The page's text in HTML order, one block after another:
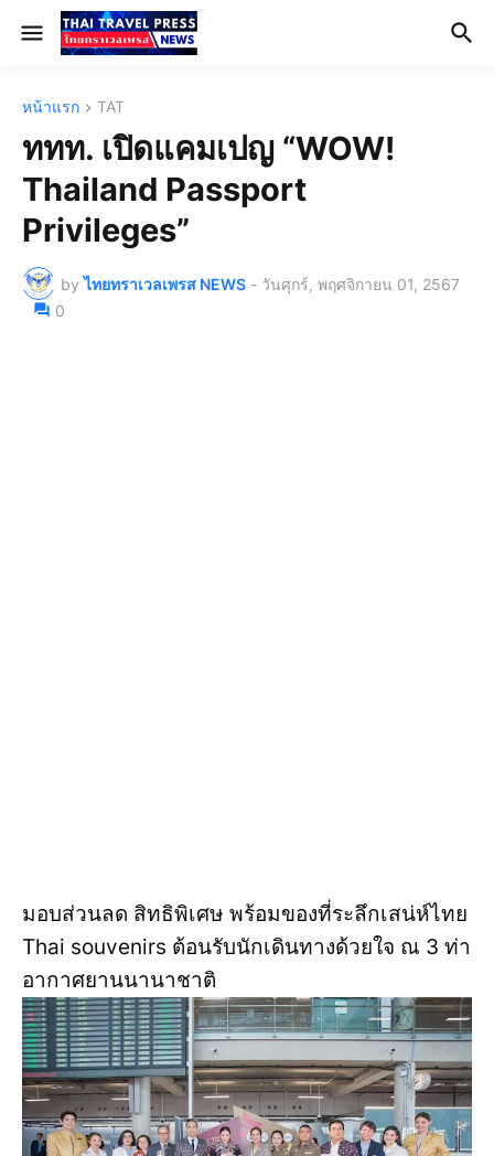
หน้าแรก TAT
ททท. เปิดแคมเปญ “WOW!
Thailand Passport
Privileges”
by ไทยทราเวลเพรส NEWS - วันศุกร์, พฤศจิกายน 01, 2567
0
มอบส่วนลด สิทธิพิเศษ พร้อมของที่ระลึกเสน่ห์ไทย
Thai souvenirs ต้อนรับนักเดินทางด้วยใจ ณ 3 ท่า
อากาศยานนานาชาติ